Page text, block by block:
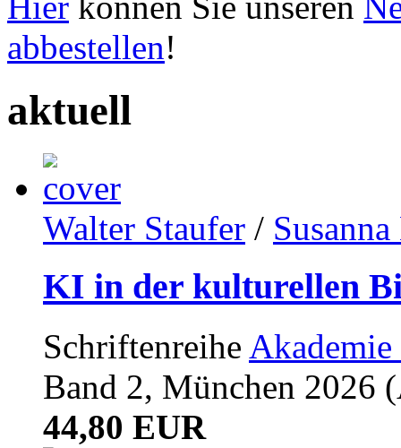
abbestellen!
aktuell
Walter Staufer /
KI in der kulturellen
Schriftenreihe
Band 2, München 2026
44,80 EUR